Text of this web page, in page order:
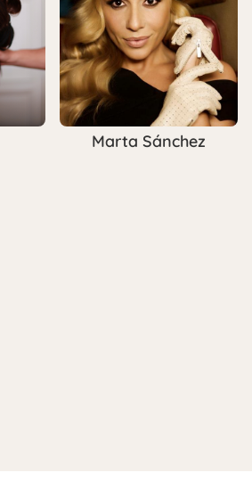
Marta Sánchez